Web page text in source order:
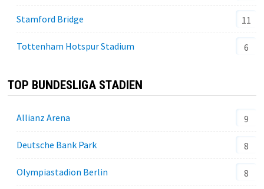
Stamford Bridge 11
Tottenham Hotspur Stadium 6
TOP BUNDESLIGA STADIEN
Allianz Arena 9
Deutsche Bank Park 8
Olympiastadion Berlin 8